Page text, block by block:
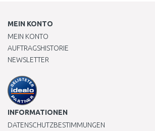
MEIN KONTO
MEIN KONTO
AUFTRAGSHISTORIE
NEWSLETTER
INFORMATIONEN
DATENSCHUTZBESTIMMUNGEN